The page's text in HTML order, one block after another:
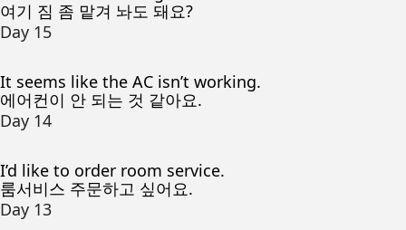
여기 짐 좀 맡겨 놔도 돼요?
Day 15
It seems like the AC isn’t working.
에어컨이 안 되는 것 같아요.
Day 14
I’d like to order room service.
룸서비스 주문하고 싶어요.
Day 13